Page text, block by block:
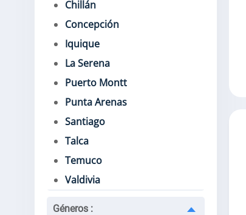
Chillán
Concepción
Iquique
La Serena
Puerto Montt
Punta Arenas
Santiago
Talca
Temuco
Valdivia
Géneros :